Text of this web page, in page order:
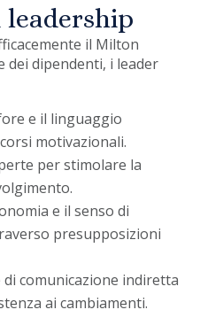
leadership
il Milton
dei dipendenti, i leader
e il linguaggio
motivazionali.
per stimolare la
e il senso di
presupposizioni
comunicazione indiretta
ai cambiamenti.